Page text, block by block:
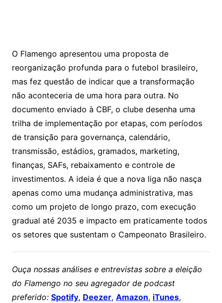
O Flamengo apresentou uma proposta de
reorganização profunda para o futebol brasileiro,
mas fez questão de indicar que a transformação
não aconteceria de uma hora para outra. No
documento enviado à CBF, o clube desenha uma
trilha de implementação por etapas, com períodos
de transição para governança, calendário,
transmissão, estádios, gramados, marketing,
finanças, SAFs, rebaixamento e controle de
investimentos. A ideia é que a nova liga não nasça
apenas como uma mudança administrativa, mas
como um projeto de longo prazo, com execução
gradual até 2035 e impacto em praticamente todos
os setores que sustentam o Campeonato Brasileiro.
Ouça nossas análises e entrevistas sobre a eleição
do Flamengo no seu agregador de podcast
preferido: Spotify, Deezer, Amazon, iTunes,